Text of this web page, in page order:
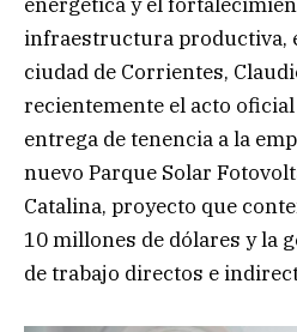
infraestructura productiva,
ciudad de Corrientes,
recientemente el acto
entrega de tenencia a la
nuevo Parque Solar
Catalina, proyecto que
10 millones de dólares y la
de trabajo directos e